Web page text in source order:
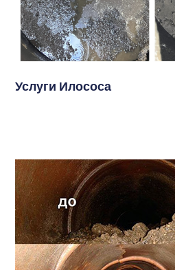
Услуги Илососа